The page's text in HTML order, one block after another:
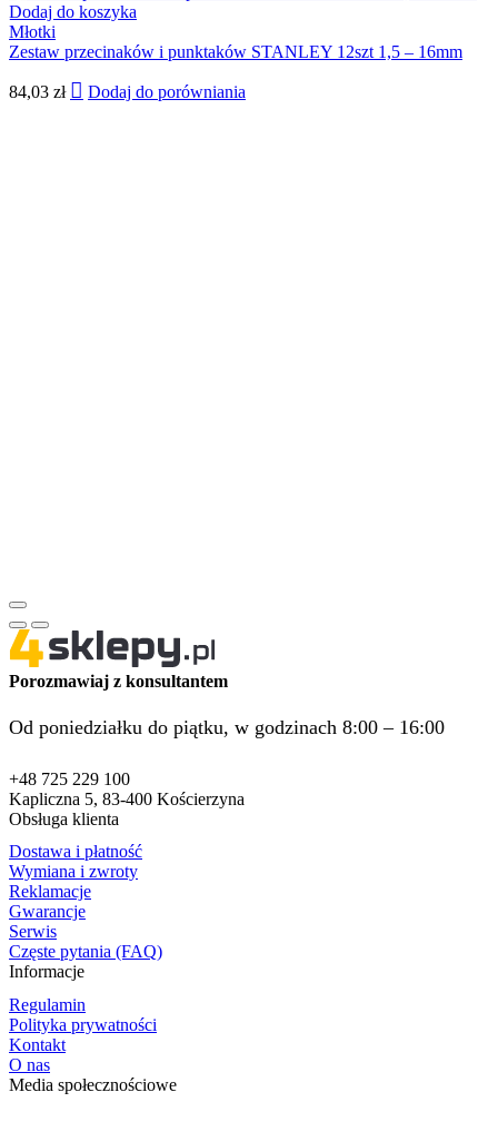
Dodaj do koszyka
Młotki
Zestaw przecinaków i punktaków STANLEY 12szt 1,5 – 16mm
84,03 zł Dodaj do porówniania
Porozmawiaj z konsultantem
Od poniedziałku do piątku, w godzinach 8:00 – 16:00
+48 725 229 100
Kapliczna 5, 83-400 Kościerzyna
Obsługa klienta
Dostawa i płatność
Wymiana i zwroty
Reklamacje
Gwarancje
Serwis
Częste pytania (FAQ)
Informacje
Regulamin
Polityka prywatności
Kontakt
O nas
Media społecznościowe